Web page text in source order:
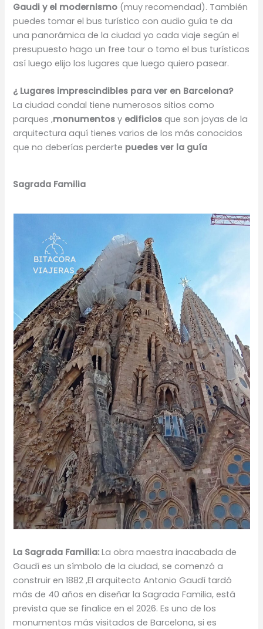
Gaudi y el modernismo (muy recomendad). También
puedes tomar el bus turístico con audio guía te da
una panorámica de la ciudad yo cada viaje según el
presupuesto hago un free tour o tomo el bus turísticos
así luego elijo los lugares que luego quiero pasear.
¿ Lugares imprescindibles para ver en Barcelona?
La ciudad condal tiene numerosos sitios como
parques ,monumentos y edificios que son joyas de la
arquitectura aquí tienes varios de los más conocidos
que no deberías perderte puedes ver la guía
Sagrada Familia
La Sagrada Familia:La obra maestra inacabada de
Gaudí es un símbolo de la ciudad, se comenzó a
construir en 1882 ,El arquitecto Antonio Gaudí tardó
más de 40 años en diseñar la Sagrada Familia, está
prevista que se finalice en el 2026. Es uno de los
monumentos más visitados de Barcelona, si es